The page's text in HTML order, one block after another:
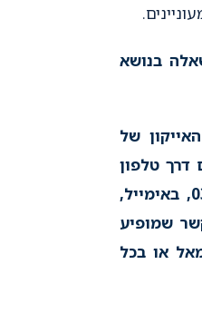
בנושא
של
דרך טלפון
נייד), בטל': 03-623-6130, באימייל,
שמופיע
או בכל